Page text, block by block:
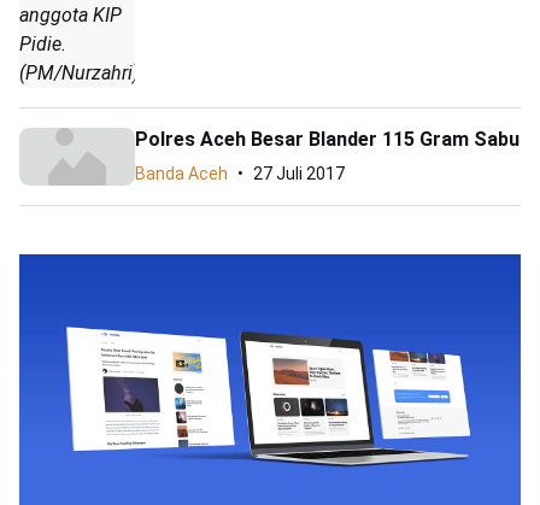
anggota KIP
Pidie.
(PM/Nurzahri)
Polres Aceh Besar Blander 115 Gram Sabu
Banda Aceh 27 Juli 2017